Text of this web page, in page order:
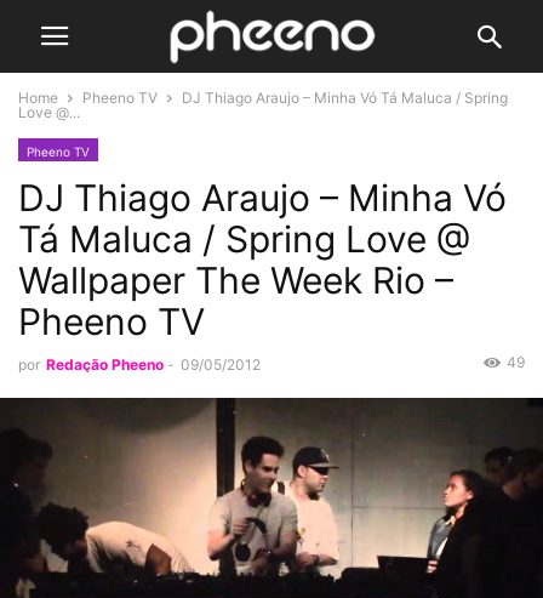
Home Pheeno TV
DJ Thiago Araujo – Minha Vó Tá Maluca / Spring
Love @...
Pheeno TV
DJ Thiago Araujo – Minha Vó
Tá Maluca / Spring Love @
Wallpaper The Week Rio –
Pheeno TV
por Redação Pheeno - 09/05/2012 49